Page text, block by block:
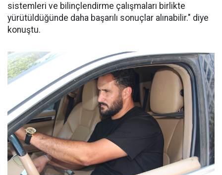
sistemleri ve bilinçlendirme çalışmaları birlikte
yürütüldüğünde daha başarılı sonuçlar alınabilir." diye
konuştu.